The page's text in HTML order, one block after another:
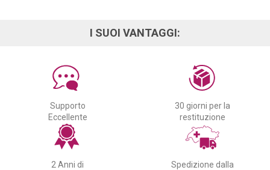
I SUOI VANTAGGI:
Supporto
Eccellente
30 giorni per la
restituzione
2 Anni di
Spedizione dalla